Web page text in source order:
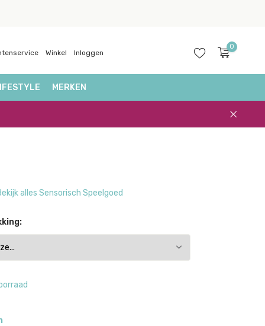
Winkel Inloggen
0
MERKEN
alles Sensorisch Speelgoed